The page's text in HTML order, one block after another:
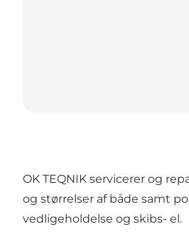
OK TEQNIK servicerer og
og størrelser af både samt
vedligeholdelse og skibs- el.